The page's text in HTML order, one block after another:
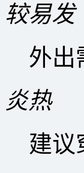
较易发
外出
炎热
建议